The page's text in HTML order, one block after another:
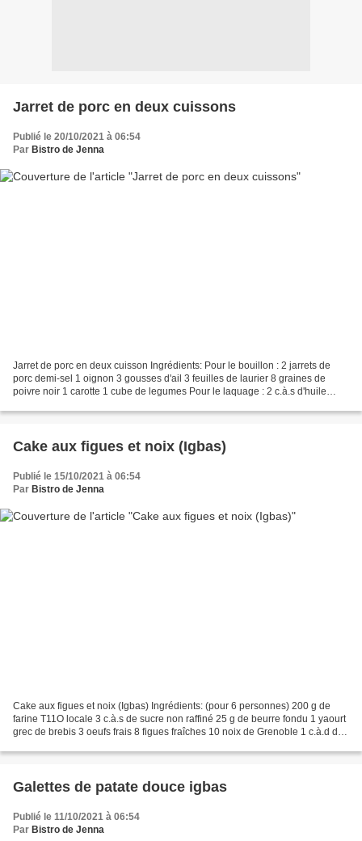
Jarret de porc en deux cuissons
Publié le 20/10/2021 à 06:54
Par Bistro de Jenna
Jarret de porc en deux cuisson Ingrédients: Pour le bouillon : 2 jarrets de
porc demi-sel 1 oignon 3 gousses d'ail 3 feuilles de laurier 8 graines de
poivre noir 1 carotte 1 cube de legumes Pour le laquage : 2 c.à.s d'huile
Cake aux figues et noix (Igbas)
Publié le 15/10/2021 à 06:54
Par Bistro de Jenna
Cake aux figues et noix (Igbas) Ingrédients: (pour 6 personnes) 200 g de
farine T11O locale 3 c.à.s de sucre non raffiné 25 g de beurre fondu 1 yaourt
grec de brebis 3 oeufs frais 8 figues fraîches 10 noix de Grenoble 1 c.à.d de
Galettes de patate douce igbas
Publié le 11/10/2021 à 06:54
Par Bistro de Jenna